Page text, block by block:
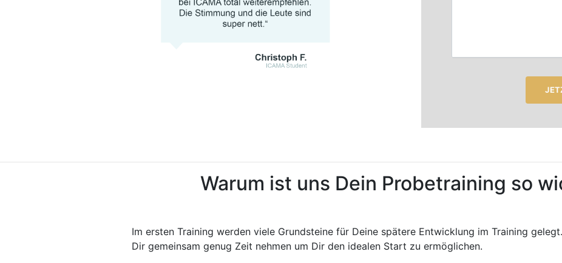
Warum ist uns Dein Probetraining so
Im ersten Training werden viele Grundsteine für Deine spätere Entwicklung im Training
Dir gemeinsam genug Zeit nehmen um Dir den idealen Start zu ermöglichen.